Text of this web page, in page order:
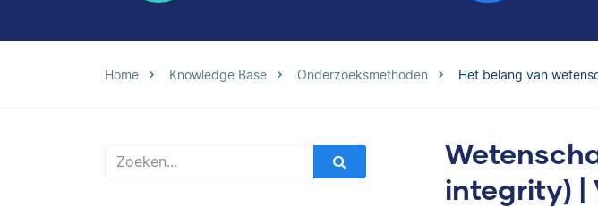
Home Knowledge Base Onderzoeksmethoden Het belang van
integrity) |